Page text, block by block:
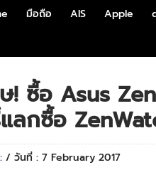
มือถือ AIS Apple
! ซื้อ Asus
ลกซื้อ
/ วันที่ : 7 February 2017